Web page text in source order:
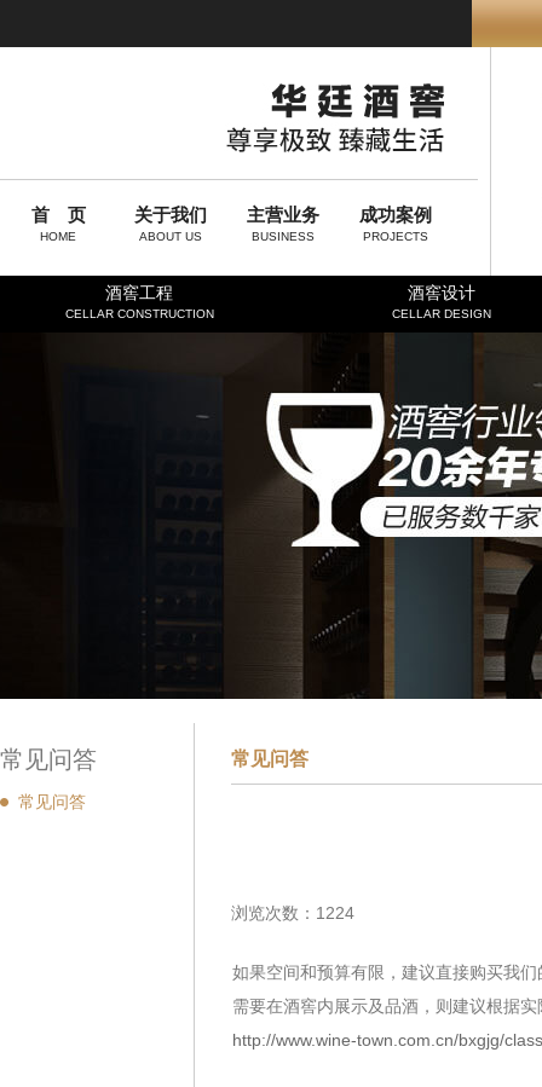
首 页
HOME
关于我们
ABOUT US
主营业务
BUSINESS
成功案例
PROJECTS
酒窖工程
CELLAR CONSTRUCTION
酒窖设计
CELLAR DESIGN
常见问答
常见问答
常见问答
浏览次数：1224
如果空间和预算有限，建议直接购买我
需要在酒窖内展示及品酒，则建议根据
http://www.wine-town.com.cn/bxgjg/